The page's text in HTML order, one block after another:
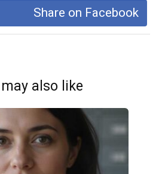
Share on Facebook
also like